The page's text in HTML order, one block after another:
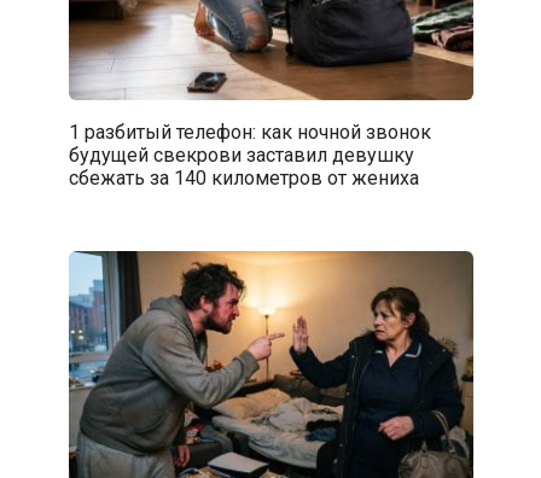
1 разбитый телефон: как ночной звонок
будущей свекрови заставил девушку
сбежать за 140 километров от жениха